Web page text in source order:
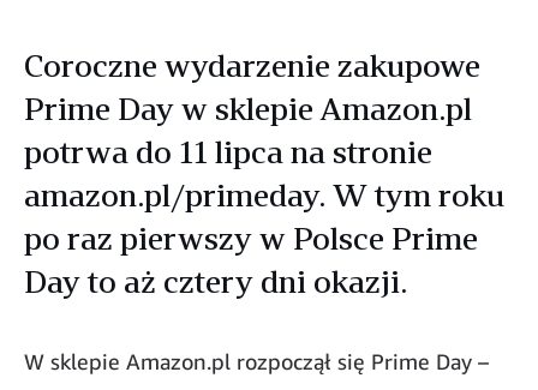
Coroczne wydarzenie zakupowe
Prime Day w sklepie Amazon.pl
potrwa do 11 lipca na stronie
amazon.pl/primeday. W tym roku
po raz pierwszy w Polsce Prime
Day to aż cztery dni okazji.
W sklepie Amazon.pl rozpoczął się Prime Day –